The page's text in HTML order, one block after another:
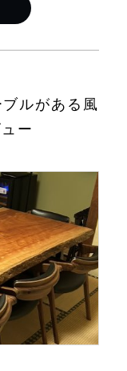
ルがある風
ー